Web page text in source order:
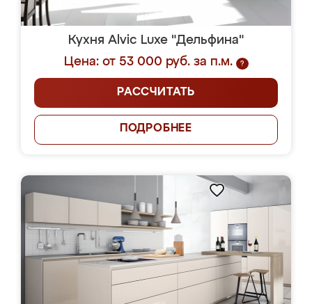
Кухня Alvic Luxe "Дельфина"
Цена: от 53 000 руб. за п.м.
?
РАССЧИТАТЬ
ПОДРОБНЕЕ